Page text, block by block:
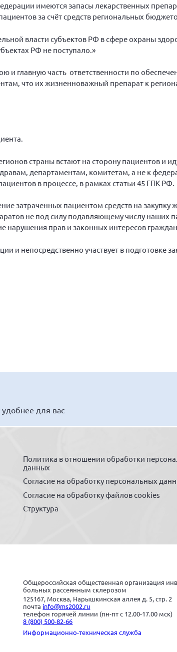
имеются запасы лекарственных
за счёт средств региональных
власти субъектов РФ в сфере охраны
РФ не поступало.»
и главную часть ответственности по
что их жизненноважный препарат к
страны встают на сторону пациентов и
департаментам, комитетам, а не к
в процессе, в рамках статьи 45 ГПК РФ.
затраченных пациентом средств на
не под силу подавляющему числу наших
нарушения прав и законных интересов
и непосредственно участвует в подготовке
для вас
Политика в отношении обработки
данных
Согласие на обработку персональных
Согласие на обработку файлов cookies
Структура
Общероссийская общественная организация
больных рассеянным склерозом
125167, Москва, Нарышкинская аллея д. 5, стр. 2
почта info@ms2002.ru
телефон горячей линии (пн-пт с 12.00-17.00 мск)
8 (800) 500-82-66
Информационно-техническая служба